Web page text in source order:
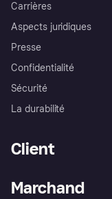
Carrières
Aspects juridiques
Presse
Confidentialité
Sécurité
La durabilité
Client
Marchand